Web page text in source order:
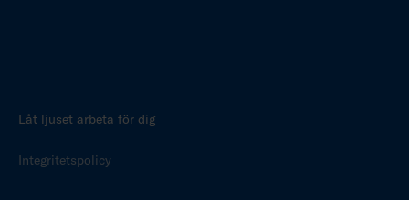
Låt ljuset arbeta för dig
Integritetspolicy